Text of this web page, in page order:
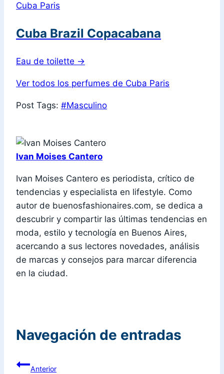
Cuba Paris
Cuba Brazil Copacabana
Eau de toilette →
Ver todos los perfumes de Cuba Paris
Post Tags: #Masculino
Ivan Moises Cantero
Ivan Moises Cantero es periodista, crítico de
tendencias y especialista en lifestyle. Como
autor de buenosfashionaires.com, se dedica a
descubrir y compartir las últimas tendencias en
moda, estilo y tecnología en Buenos Aires,
acercando a sus lectores novedades, análisis
de marcas y consejos para marcar diferencia
en la ciudad.
Navegación de entradas
Anterior